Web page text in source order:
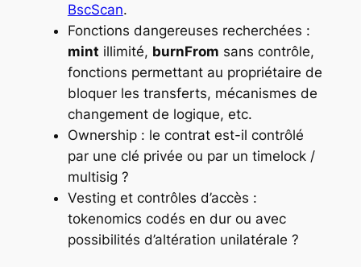
BscScan.
Fonctions dangereuses recherchées :
mint illimité, burnFrom sans contrôle,
fonctions permettant au propriétaire de
bloquer les transferts, mécanismes de
changement de logique, etc.
Ownership : le contrat est-il contrôlé
par une clé privée ou par un timelock /
multisig ?
Vesting et contrôles d’accès :
tokenomics codés en dur ou avec
possibilités d’altération unilatérale ?